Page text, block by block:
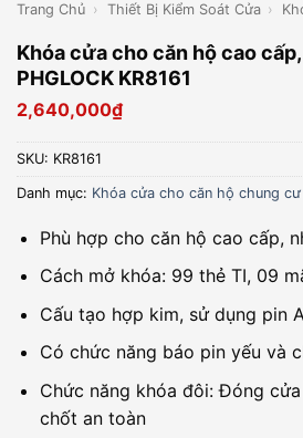
Trang Chủ › Thiết Bị Kiểm Soát Cửa ›
Khóa cửa cho căn hộ cao
PHGLOCK KR8161
2,640,000₫
SKU: KR8161
Danh mục: Khóa cửa cho căn hộ chung cư
Phù hợp cho căn hộ cao cấp,
Cách mở khóa: 99 thẻ TI, 09
Cấu tạo hợp kim, sử dụng pin
Có chức năng báo pin yếu và
Chức năng khóa đôi: Đóng
chốt an toàn